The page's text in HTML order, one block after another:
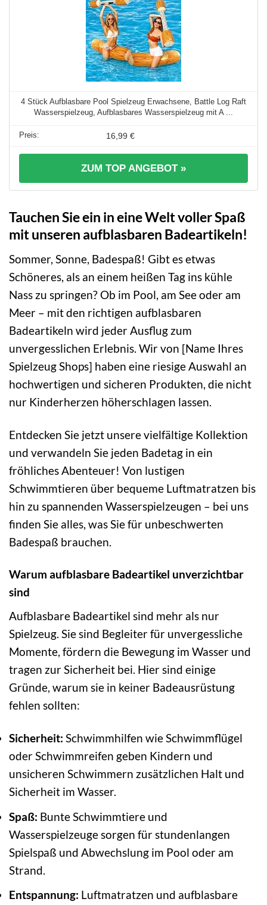
4 Stück Aufblasbare Pool Spielzeug Erwachsene, Battle Log Raft
Wasserspielzeug, Aufblasbares Wasserspielzeug mit A ...
16,99 €
ZUM TOP ANGEBOT »
Tauchen Sie ein in eine Welt voller Spaß
mit unseren aufblasbaren Badeartikeln!
Sommer, Sonne, Badespaß! Gibt es etwas
Schöneres, als an einem heißen Tag ins kühle
Nass zu springen? Ob im Pool, am See oder am
Meer – mit den richtigen aufblasbaren
Badeartikeln wird jeder Ausflug zum
unvergesslichen Erlebnis. Wir von [Name Ihres
Spielzeug Shops] haben eine riesige Auswahl an
hochwertigen und sicheren Produkten, die nicht
nur Kinderherzen höherschlagen lassen.
Entdecken Sie jetzt unsere vielfältige Kollektion
und verwandeln Sie jeden Badetag in ein
fröhliches Abenteuer! Von lustigen
Schwimmtieren über bequeme Luftmatratzen bis
hin zu spannenden Wasserspielzeugen – bei uns
finden Sie alles, was Sie für unbeschwerten
Badespaß brauchen.
Warum aufblasbare Badeartikel unverzichtbar
sind
Aufblasbare Badeartikel sind mehr als nur
Spielzeug. Sie sind Begleiter für unvergessliche
Momente, fördern die Bewegung im Wasser und
tragen zur Sicherheit bei. Hier sind einige
Gründe, warum sie in keiner Badeausrüstung
fehlen sollten:
Sicherheit: Schwimmhilfen wie Schwimmflügel
oder Schwimmreifen geben Kindern und
unsicheren Schwimmern zusätzlichen Halt und
Sicherheit im Wasser.
Spaß: Bunte Schwimmtiere und
Wasserspielzeuge sorgen für stundenlangen
Spielspaß und Abwechslung im Pool oder am
Strand.
Entspannung: Luftmatratzen und aufblasbare